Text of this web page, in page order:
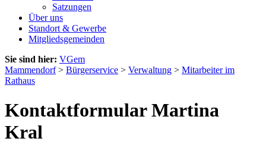
Satzungen
Über uns
Standort & Gewerbe
Mitgliedsgemeinden
Sie sind hier: VGem
Mammendorf> Bürgerservice > Verwaltung > Mitarbeiter im
Rathaus
Kontaktformular Martina
Kral